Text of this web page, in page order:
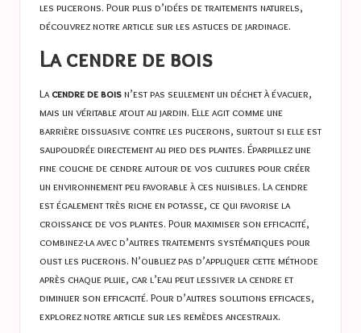
les pucerons. Pour plus d’idées de traitements naturels,
découvrez notre article sur les astuces de jardinage.
La cendre de bois
La cendre de boisn’est pas seulement un déchet à évacuer,
mais un véritable atout au jardin. Elle agit comme une
barrière dissuasive contre les pucerons, surtout si elle est
saupoudrée directement au pied des plantes. Éparpillez une
fine couche de cendre autour de vos cultures pour créer
un environnement peu favorable à ces nuisibles. La cendre
est également très riche en potasse, ce qui favorise la
croissance de vos plantes. Pour maximiser son efficacité,
combinez-la avec d’autres traitements systématiques pour
oust les pucerons. N’oubliez pas d’appliquer cette méthode
après chaque pluie, car l’eau peut lessiver la cendre et
diminuer son efficacité. Pour d’autres solutions efficaces,
explorez notre article sur les remèdes ancestraux.